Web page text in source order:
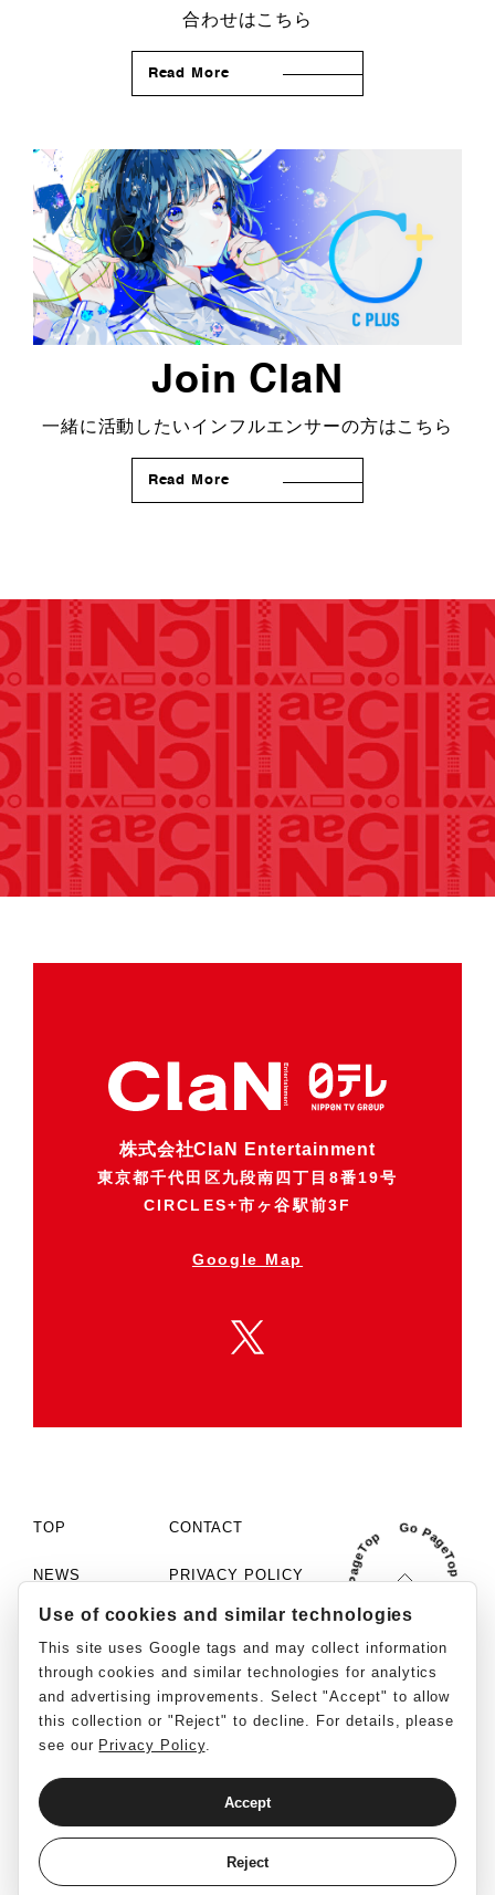
合わせはこちら
Read More
Join ClaN
一緒に活動したいインフルエンサーの方はこちら
Read More
株式会社ClaN Entertainment
東京都千代田区九段南四丁目8番19号
CIRCLES+市ヶ谷駅前3F
Google Map
TOP
NEWS
COMPANY
PHILOSOPHY
WORKS
CONTACT
PRIVACY POLICY
COOKIE SETTINGS
MCN「C+」
SOCIAL MEDIA GUIDELINE
English
©ClaN Entertainment inc. All Rights Reserved.
Use of cookies and similar technologies
This site uses Google tags and may collect information
through cookies and similar technologies for analytics
and advertising improvements. Select "Accept" to allow
this collection or "Reject" to decline. For details, please
see our Privacy Policy.
Accept
Reject